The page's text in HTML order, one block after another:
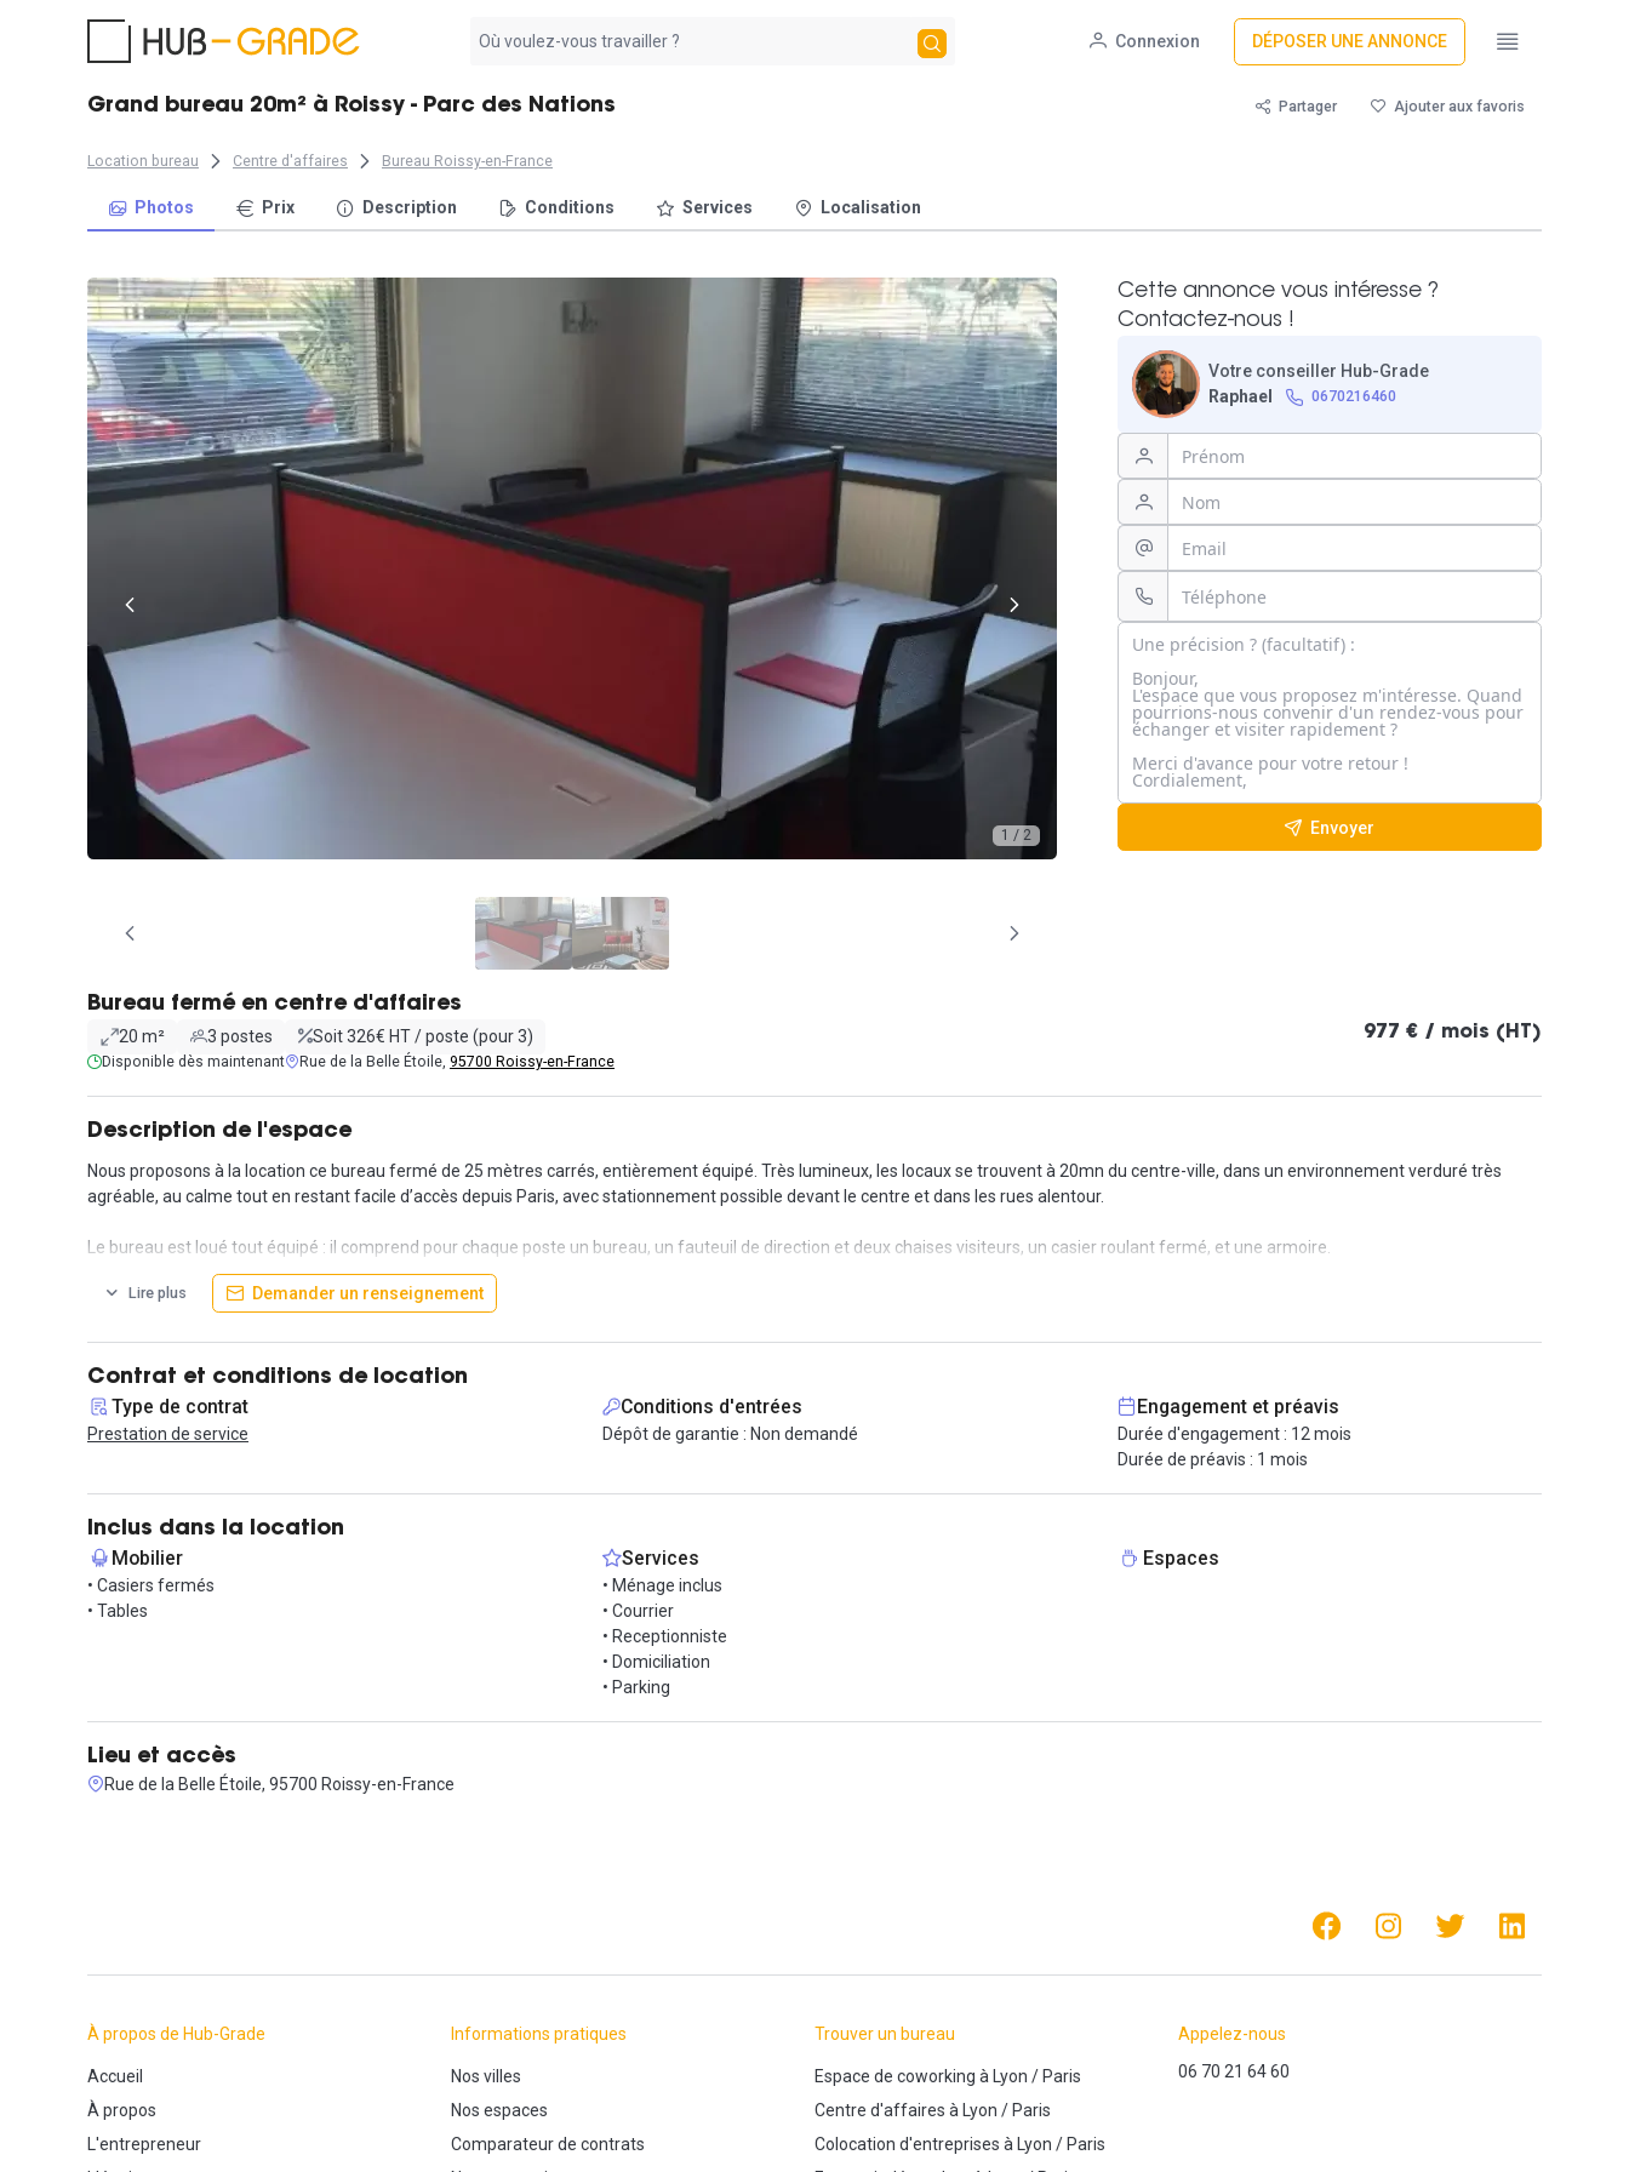
résultat
Connexion DÉPOSER UNE ANNONCE
Grand bureau 20m² à Roissy - Parc des Nations Partager Ajouter aux favoris
Location bureau Centre d'affaires Bureau Roissy-en-France
Photos Prix Description Conditions Services Localisation
1 / 2
Cette annonce vous intéresse ?
Contactez-nous !
Votre conseiller Hub-Grade
Raphael
0670216460
Envoyer
Bureau fermé en centre d'affaires
20 m² 3 postes Soit 326€ HT / poste (pour 3)
Disponible dès maintenant Rue de la Belle Étoile, 95700 Roissy-en-France
977 € / mois (HT)
Description de l'espace
Nous proposons à la location ce bureau fermé de 25 mètres carrés, entièrement équipé. Très lumineux, les locaux se trouvent à 20mn du centre-ville, dans un environnement verduré très
agréable, au calme tout en restant facile d’accès depuis Paris, avec stationnement possible devant le centre et dans les rues alentour.
Le bureau est loué tout équipé : il comprend pour chaque poste un bureau, un fauteuil de direction et deux chaises visiteurs, un casier roulant fermé, et une armoire.
Les services proposés incluent l'accès internet haut débit et wifi, la ligne téléphonique, la mise à disposition d'un firewall, l'accueil de vos visiteurs, le traitement de votre courrier ou la mise à
Envoyez-nous un message pour faire connaissance, vous vous concentrez sur votre métier et l’on s’occupe de tout !
Lire plus Demander un renseignement
Contrat et conditions de location
Type de contrat
Prestation de service
Conditions d'entrées
Dépôt de garantie : Non demandé
Engagement et préavis
Durée d'engagement : 12 mois
Durée de préavis : 1 mois
Inclus dans la location
Mobilier
• Casiers fermés
• Tables
Services
• Ménage inclus
• Courrier
• Receptionniste
• Domiciliation
• Parking
Espaces
Lieu et accès
Rue de la Belle Étoile, 95700 Roissy-en-France
À propos de Hub-Grade
Accueil
À propos
L'entrepreneur
Informations pratiques
Nos villes
Nos espaces
Comparateur de contrats
Trouver un bureau
Espace de coworking à Lyon /Paris
Centre d'affaires à Lyon /Paris
Colocation d'entreprises à Lyon /Paris
Appelez-nous
06 70 21 64 60